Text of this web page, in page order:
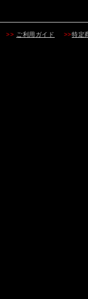
>> ご利用ガイド >>特定